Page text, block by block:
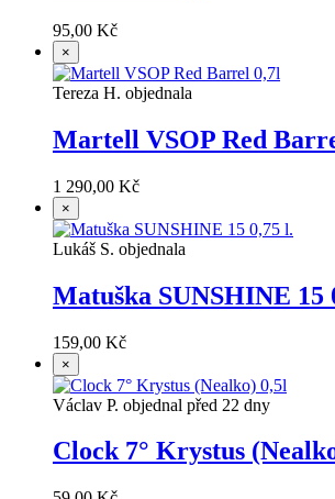
95,00 Kč
×
Tereza H. objednala
Martell VSOP Red
1 290,00 Kč
×
Lukáš S. objednala
Matuška SUNSHINE 15
159,00 Kč
×
Václav P. objednal před 22 dny
Clock 7° Krystus